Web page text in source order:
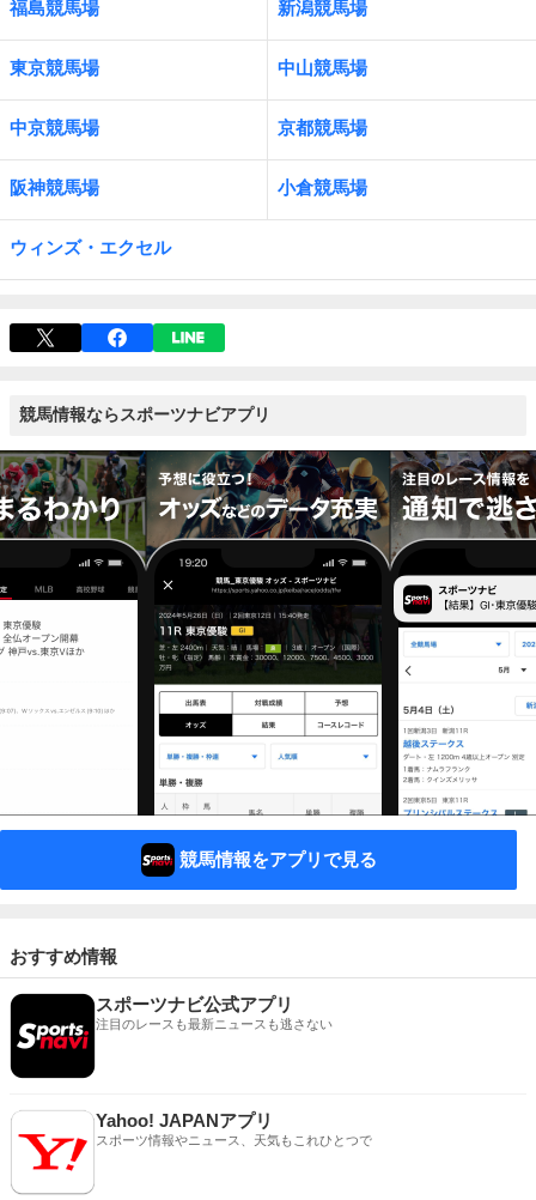
福島競馬場 新潟競馬場
東京競馬場 中山競馬場
中京競馬場 京都競馬場
阪神競馬場 小倉競馬場
ウィンズ・エクセル
競馬情報ならスポーツナビアプリ
競馬情報をアプリで見る
おすすめ情報
スポーツナビ公式アプリ
注目のレースも最新ニュースも逃さない
Yahoo! JAPANアプリ
スポーツ情報やニュース、天気もこれひとつで